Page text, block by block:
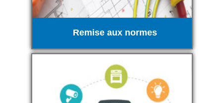
Remise aux normes